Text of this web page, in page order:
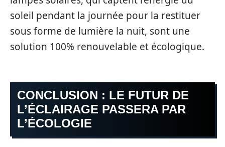
soleil pendant la journée pour la restituer
sous forme de lumière la nuit, sont une
solution 100% renouvelable et écologique.
CONCLUSION : LE FUTUR DE
L’ÉCLAIRAGE PASSERA PAR
L’ÉCOLOGIE